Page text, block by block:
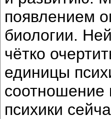
появлением
биологии.
чётко
единицы
соотношение
психики